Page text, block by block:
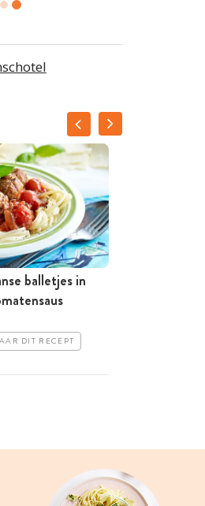
balletjes in
DIT RECEPT